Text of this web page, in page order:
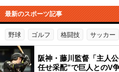
最新のスポーツ記事
野球 ゴルフ 格闘技 サッカー
阪神・藤川監督「主人
任せ采配”で巨人とのV